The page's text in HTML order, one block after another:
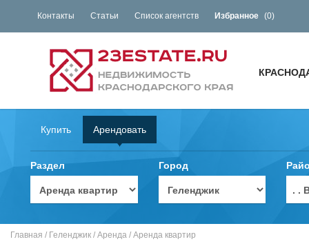
Контакты Статьи Список агентств Избранное (0)
Купить Арендовать
Раздел Город
. .
Главная / Геленджик / Аренда / Аренда квартир